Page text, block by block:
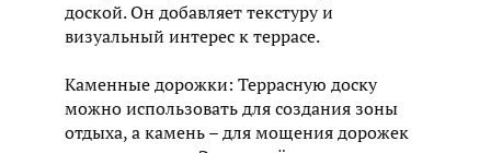
доской. Он добавляет текстуру и
визуальный интерес к террасе.
Каменные дорожки: Террасную доску
можно использовать для создания зоны
отдыха, а камень – для мощения дорожек